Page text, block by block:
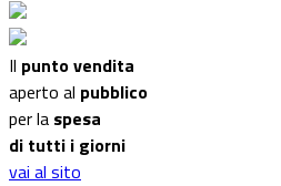
Il punto vendita
aperto al pubblico
per la spesa
di tutti i giorni
vai al sito